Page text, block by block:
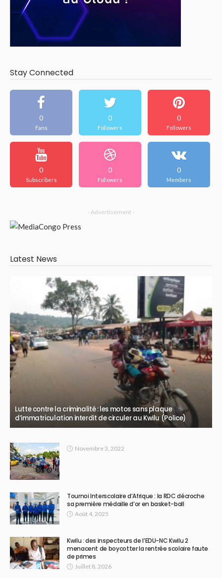
Stay Connected
0
Fans
0
Followers
0
Followers
0
Subscribers
0
Followers
0
Members
- Advertisement -
Latest News
Lutte contre la criminalité : les motos sans plaque
d’immatriculation interdit de circuler au Kwilu (Police)
Novembre 3, 2022
Tournoi Interscolaire d’Afrique : la RDC décroche
sa première médaille d’or en basket-ball
Août 4, 2025
Kwilu : des inspecteurs de l’EDU-NC Kwilu 2
menacent de boycotter la rentrée scolaire faute
de primes
Juillet 8, 2026